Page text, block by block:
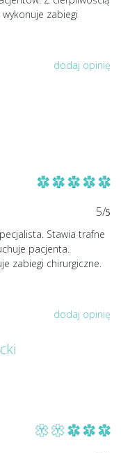
zabiegi
dodaj opinię
5/5
Stawia trafne
pacjenta.
zabiegi chirurgiczne.
dodaj opinię